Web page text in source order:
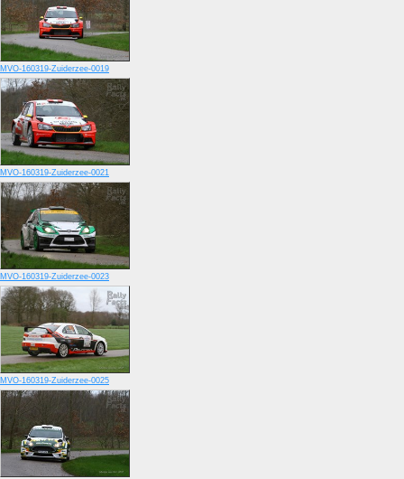
MVO-160319-Zuiderzee-0019
MVO-160319-Zuiderzee-0021
MVO-160319-Zuiderzee-0023
MVO-160319-Zuiderzee-0025